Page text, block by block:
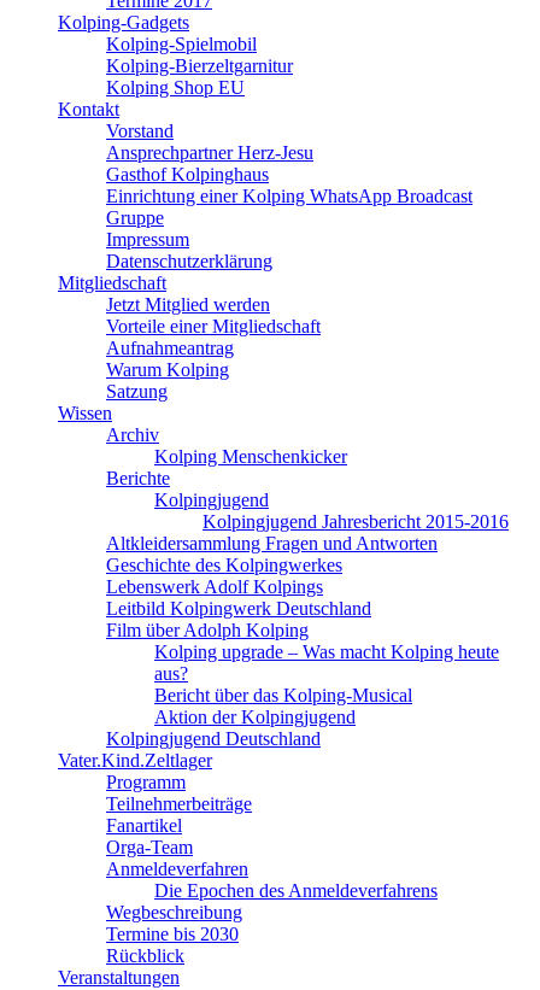
Kolping-Gadgets
Kolping-Spielmobil
Kolping-Bierzeltgarnitur
Kolping Shop EU
Kontakt
Vorstand
Ansprechpartner Herz-Jesu
Gasthof Kolpinghaus
Einrichtung einer Kolping WhatsApp Broadcast
Gruppe
Impressum
Datenschutzerklärung
Mitgliedschaft
Jetzt Mitglied werden
Vorteile einer Mitgliedschaft
Aufnahmeantrag
Warum Kolping
Satzung
Wissen
Archiv
Kolping Menschenkicker
Berichte
Kolpingjugend
Kolpingjugend Jahresbericht 2015-2016
Altkleidersammlung Fragen und Antworten
Geschichte des Kolpingwerkes
Lebenswerk Adolf Kolpings
Leitbild Kolpingwerk Deutschland
Film über Adolph Kolping
Kolping upgrade – Was macht Kolping heute
aus?
Bericht über das Kolping-Musical
Aktion der Kolpingjugend
Kolpingjugend Deutschland
Vater.Kind.Zeltlager
Programm
Teilnehmerbeiträge
Fanartikel
Orga-Team
Anmeldeverfahren
Die Epochen des Anmeldeverfahrens
Wegbeschreibung
Termine bis 2030
Rückblick
Veranstaltungen